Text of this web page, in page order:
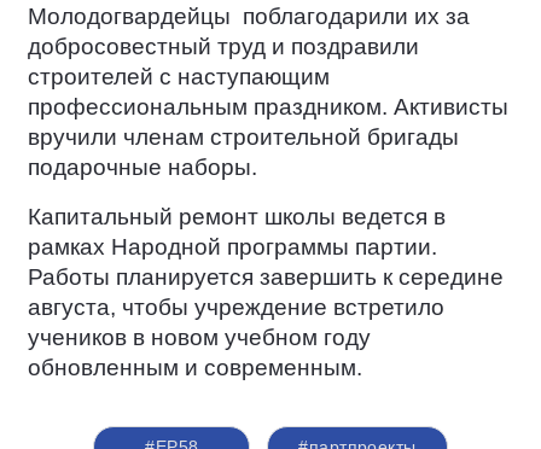
Молодогвардейцы поблагодарили их за
добросовестный труд и поздравили
строителей с наступающим
профессиональным праздником. Активисты
вручили членам строительной бригады
подарочные наборы.
Капитальный ремонт школы ведется в
рамках Народной программы партии.
Работы планируется завершить к середине
августа, чтобы учреждение встретило
учеников в новом учебном году
обновленным и современным.